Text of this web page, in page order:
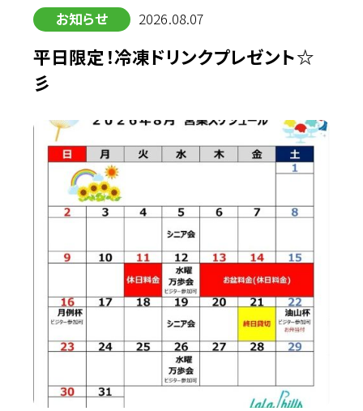
お知らせ 2026.08.07
平日限定！冷凍ドリンクプレゼント☆
彡